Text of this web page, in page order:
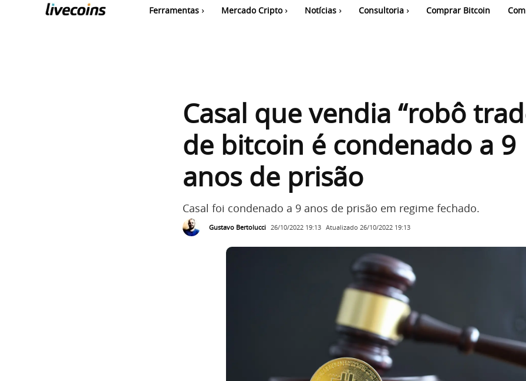
Ferramentas Mercado Cripto Notícias Consultoria Comprar Bitcoin
Casal que vendia “robô
de bitcoin é condenado a 9
anos de prisão
Casal foi condenado a 9 anos de prisão em regime fechado.
Gustavo Bertolucci 26/10/2022 19:13 Atualizado 26/10/2022 19:13